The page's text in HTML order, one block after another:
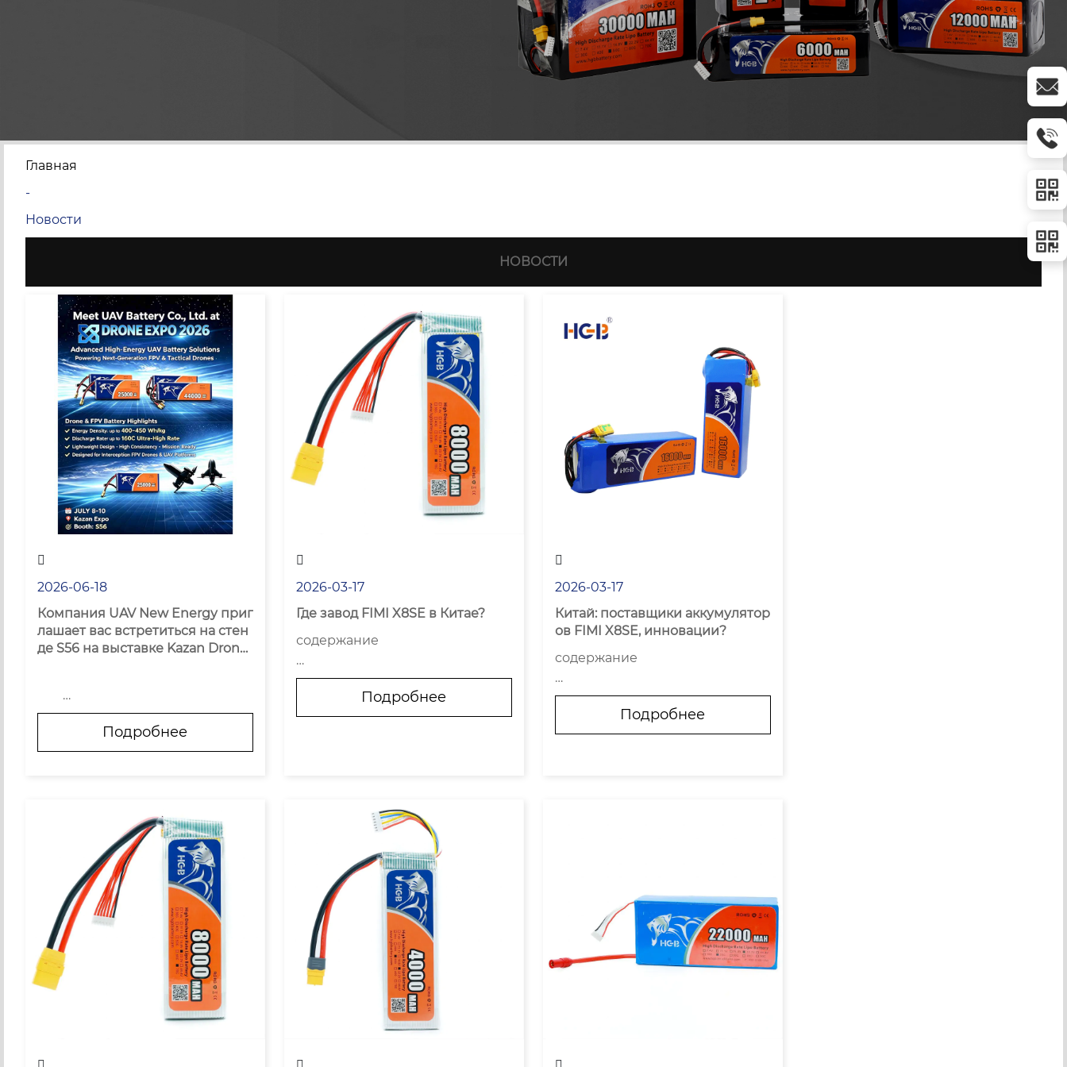
Главная
-
Новости
НОВОСТИ

2026-06-18
Компания UAV New Energy приг
лашает вас встретиться на стен
де S56 на выставке Kazan Drone
	С 8 по 10 июля 2026 года в в
ыставочном центре «Казань Экс
по» (Россия) пройдет выставка
DRONE EXPO 2026. Компания U
AV Battery Co., Ltd. (Шаньдун) пр
едставит на стенде S56 с...
Подробнее

2026-03-17
Где завод FIMI X8SE в Китае?
содержание
Почему так сложно найти конкр
етный адрес?
Что на самом деле означает ?пр
Подробнее

2026-03-17
Китай: поставщики аккумулятор
ов FIMI X8SE, инновации?
содержание
Кто вообще делает эти батаре
и? Неочевидная цепочка
Инновации или адаптация? Что
Подробнее